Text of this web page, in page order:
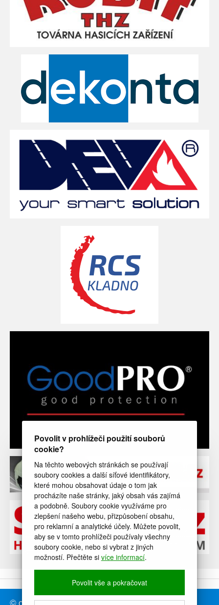
Povolit v prohlížeči použití souborů
cookie?
Na těchto webových stránkách se používají
soubory cookies a další síťové identifikátory,
které mohou obsahovat údaje o tom jak
procházíte naše stránky, jaký obsah vás zajímá
a podobně. Soubory cookie využíváme pro
zlepšení našeho webu, přizpůsobení obsahu,
pro reklamní a analytické účely. Můžete povolit,
aby se v tomto prohlížeči používaly všechny
soubory cookie, nebo si vybrat z jiných
možností. Přečtěte si více informací.
Povolit vše a pokračovat
© copyright ČHSF - Česká Hasičská Sportovní